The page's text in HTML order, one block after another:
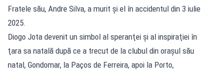
Fratele său, Andre Silva, a murit și el în accidentul din 3 iulie
2025.
Diogo Jota devenit un simbol al speranţei şi al inspiraţiei în
ţara sa natală după ce a trecut de la clubul din oraşul său
natal, Gondomar, la Paços de Ferreira, apoi la Porto,